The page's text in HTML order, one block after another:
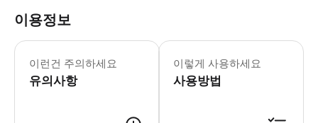
이용정보
이런건 주의하세요
유의사항
- 추가정보 * 픽업 시간 최소 8시간 전
- 예약확정 * 영업일 기준 1일 이내에
- 추가요금표 * 추가 요금은 현금으
이렇게 사용하세요
사용방법